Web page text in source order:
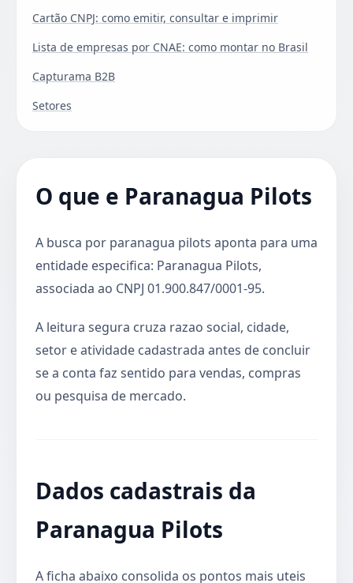
Cartão CNPJ: como emitir, consultar e imprimir
Lista de empresas por CNAE: como montar no Brasil
Capturama B2B
Setores
O que e Paranagua Pilots
A busca por paranagua pilots aponta para uma
entidade especifica: Paranagua Pilots,
associada ao CNPJ 01.900.847/0001-95.
A leitura segura cruza razao social, cidade,
setor e atividade cadastrada antes de concluir
se a conta faz sentido para vendas, compras
ou pesquisa de mercado.
Dados cadastrais da
Paranagua Pilots
A ficha abaixo consolida os pontos mais uteis